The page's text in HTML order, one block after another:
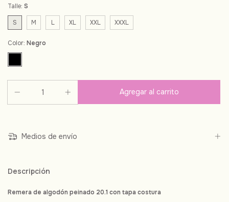
Talle: S
S
M L XL XXL XXXL
Color: Negro
Medios de envío
Descripción
Remera de algodón peinado 20.1 con tapa costura